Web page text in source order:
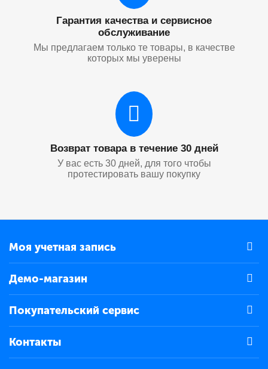
Гарантия качества и сервисное
обслуживание
Мы предлагаем только те товары, в качестве
которых мы уверены
Возврат товара в течение 30 дней
У вас есть 30 дней, для того чтобы
протестировать вашу покупку
Моя учетная запись
Демо-магазин
Покупательский сервис
Контакты